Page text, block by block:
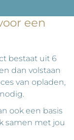
een
bestaat uit 6
dan volstaan
van opladen,
ook een basis
samen met jou